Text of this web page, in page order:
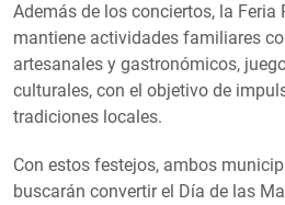
Además de los conciertos, la Feria
mantiene actividades familiares
artesanales y gastronómicos,
culturales, con el objetivo de
tradiciones locales.
Con estos festejos, ambos
buscarán convertir el Día de las